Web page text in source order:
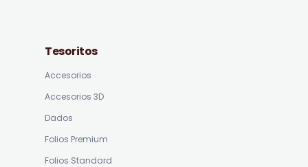
Tesoritos
Accesorios
Accesorios 3D
Dados
Folios Premium
Folios Standard